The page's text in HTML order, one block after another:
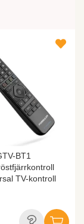
BT1
TV-kontroll